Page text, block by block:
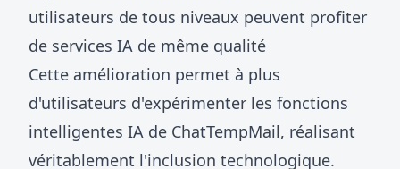
utilisateurs de tous niveaux peuvent profiter
de services IA de même qualité
Cette amélioration permet à plus
d'utilisateurs d'expérimenter les fonctions
intelligentes IA de ChatTempMail, réalisant
véritablement l'inclusion technologique.